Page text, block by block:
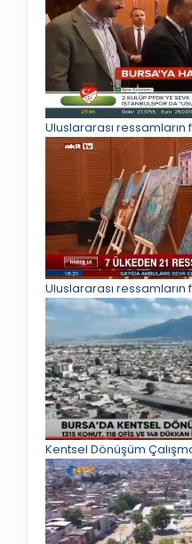
Uluslararası ressamların
Uluslararası ressamların
Kentsel Dönüşüm